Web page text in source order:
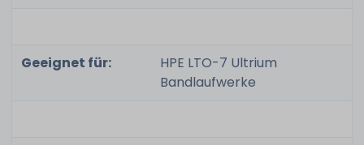
Geeignet für:
HPE LTO-7 Ultrium
Bandlaufwerke